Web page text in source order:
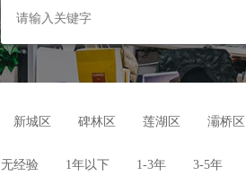
新城区 碑林区 莲湖区 灞桥区
无经验 1年以下 1-3年 3-5年